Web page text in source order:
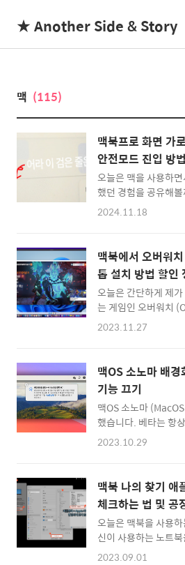
★ Another Side & Story
맥 (115)
맥북프로 화면 가
안전모드 진입 방법
오늘은 맥을 사용하
했던 경험을 공유해
맥북프로로 작업을 하
로 보아, 모니터 디스
아닐까 생각하게 되
에서 상담사랑 채팅하
줄이 계속 껌뻑 껌뻑
지니어스바를 예약
서 안내 받은 트러블
제가 의심이 된다면,
입해보시기 바랍니다.
법일단 부팅을 할 때
2024.11.18
맥북에서 오버워
톱 설치 방법 할인
오늘은 간단하게 제
는 게임인 오버워치
에서 플레이 하는 과
는 게임을 만들기로
치2 만큼은 특별한
티브로 지원하고 있지
도 오버워치를 플레이
에서 윈도우 소프트
렐즈 데스크탑
트웨어인데요. 아래
입을 하고 구독하여
다.:: 패러렐즈 데스..
2023.11.27
맥OS 소노마 배
기능 끄기
맥OS 소노마
했습니다. 베타는 항
같아 최근에는 그냥
들더군요. ㅎㅎ 일단
분은 배경화면과 잠
었다는 것 입니다. 화
글라이드 하는 아주
도 살짝 새로운 느낌
적으로 한영 전환을
2023.10.29
맥북 나의 찾기 애
체크하는 법 및 공
오늘은 맥북을 사용
신이 사용하는 노트
전, '나의 Mac 찾기'
2023.09.01